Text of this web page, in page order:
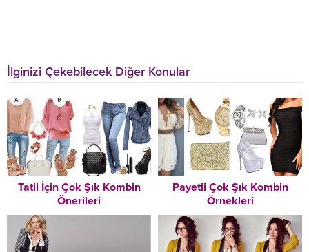
İlginizi Çekebilecek Diğer Konular
Tatil İçin Çok Şık Kombin
Önerileri
Payetli Çok Şık Kombin
Örnekleri